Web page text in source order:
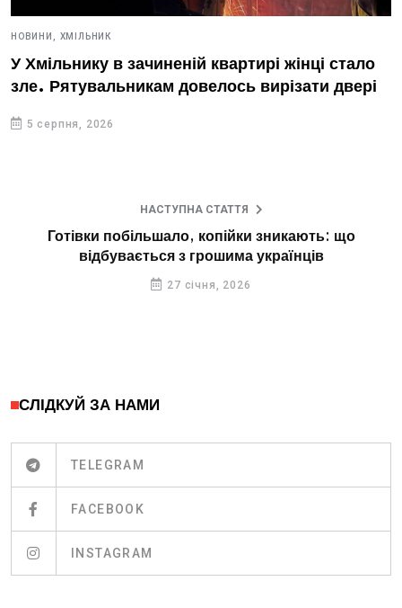
НОВИНИ, ХМІЛЬНИК
У Хмільнику в зачиненій квартирі жінці стало
зле. Рятувальникам довелось вирізати двері
5 серпня, 2026
НАСТУПНА СТАТТЯ
Готівки побільшало, копійки зникають: що
відбувається з грошима українців
27 січня, 2026
СЛІДКУЙ ЗА НАМИ
TELEGRAM
FACEBOOK
INSTAGRAM